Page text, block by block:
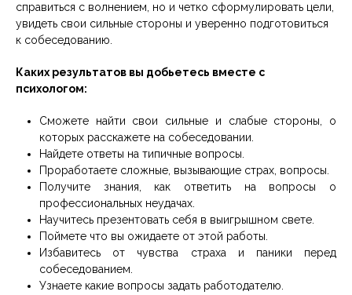
справиться с волнением, но и четко сформулировать цели,
увидеть свои сильные стороны и уверенно подготовиться
к собеседованию.
Каких результатов вы добьетесь вместе с
психологом:
Сможете найти свои сильные и слабые стороны, о
которых расскажете на собеседовании.
Найдете ответы на типичные вопросы.
Проработаете сложные, вызывающие страх, вопросы.
Получите знания, как ответить на вопросы о
профессиональных неудачах.
Научитесь презентовать себя в выигрышном свете.
Поймете что вы ожидаете от этой работы.
Избавитесь от чувства страха и паники перед
собеседованием.
Узнаете какие вопросы задать работодателю.